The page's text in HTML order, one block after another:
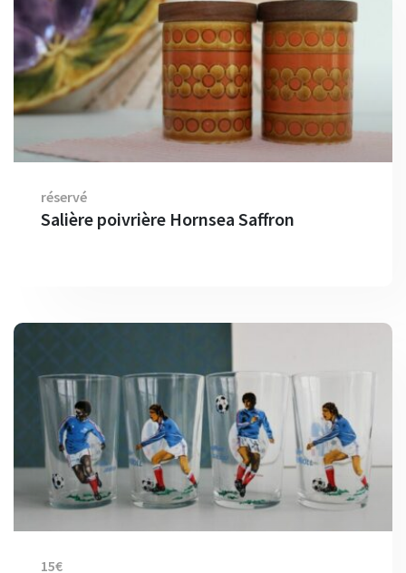
réservé
Salière poivrière Hornsea Saffron
15€